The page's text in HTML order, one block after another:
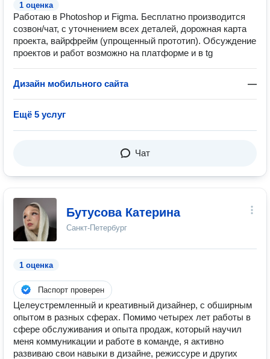
1 оценка
Работаю в Photoshop и Figma. Бесплатно производится
созвон/чат, с уточнением всех деталей, дорожная карта
проекта, вайрфрейм (упрощенный прототип). Обсуждение
проектов и работ возможно на платформе и в tg
Дизайн мобильного сайта —
Ещё 5 услуг
Чат
Бутусова Катерина
Санкт-Петербург
1 оценка
Паспорт проверен
Целеустремленный и креативный дизайнер, с обширным
опытом в разных сферах. Помимо четырех лет работы в
сфере обслуживания и опыта продаж, который научил
меня коммуникации и работе в команде, я активно
развиваю свои навыки в дизайне, режиссуре и других